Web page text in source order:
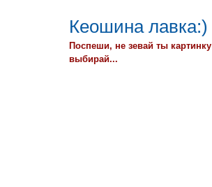
Кеошина лавка:)
Поспеши, не зевай ты картинку
выбирай...